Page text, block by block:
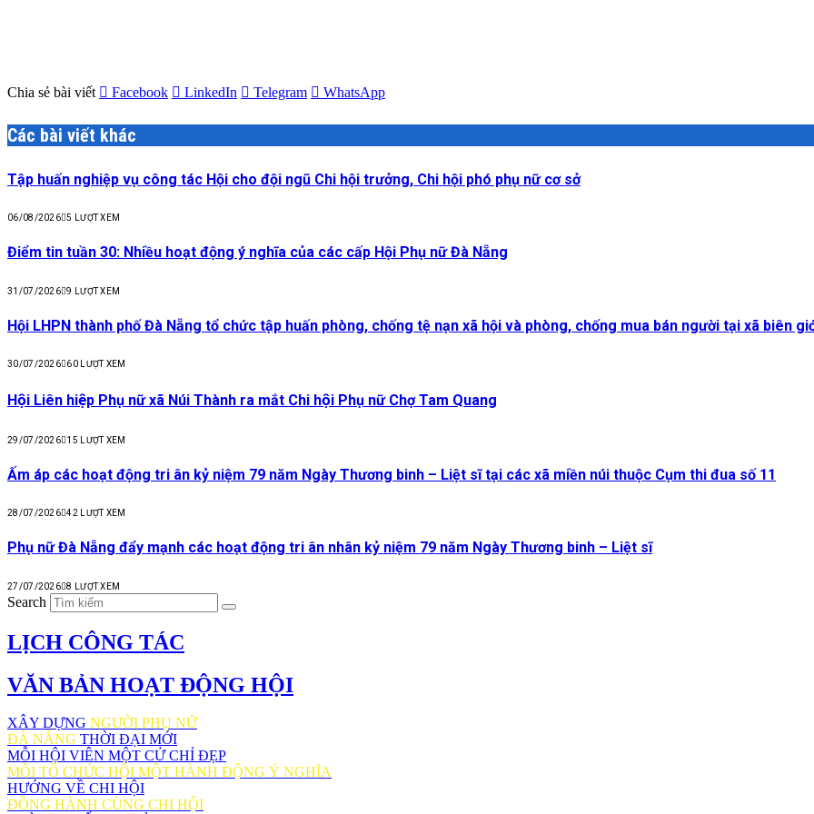
Chia sẻ bài viết Facebook LinkedIn Telegram WhatsApp
Các bài viết khác
Tập huấn nghiệp vụ công tác Hội cho đội ngũ Chi hội trưởng, Chi hội phó phụ nữ cơ sở
06/08/2026 5 LƯỢT XEM
Điểm tin tuần 30: Nhiều hoạt động ý nghĩa của các cấp Hội Phụ nữ Đà Nẵng
31/07/2026 9 LƯỢT XEM
Hội LHPN thành phố Đà Nẵng tổ chức tập huấn phòng, chống tệ nạn xã hội và phòng, chống mua bán người tại xã biên
30/07/2026 60 LƯỢT XEM
Hội Liên hiệp Phụ nữ xã Núi Thành ra mắt Chi hội Phụ nữ Chợ Tam Quang
29/07/2026 15 LƯỢT XEM
Ấm áp các hoạt động tri ân kỷ niệm 79 năm Ngày Thương binh – Liệt sĩ tại các xã miền núi thuộc Cụm thi đua số 11
28/07/2026 42 LƯỢT XEM
Phụ nữ Đà Nẵng đẩy mạnh các hoạt động tri ân nhân kỷ niệm 79 năm Ngày Thương binh – Liệt sĩ
27/07/2026 8 LƯỢT XEM
Search
LỊCH CÔNG TÁC
VĂN BẢN HOẠT ĐỘNG HỘI
XÂY DỰNG NGƯỜI PHỤ NỮ
ĐÀ NẴNG THỜI ĐẠI MỚI
MỖI HỘI VIÊN MỘT CỬ CHỈ ĐẸP
MỖI TỔ CHỨC HỘI MỘT HÀNH ĐỘNG Ý NGHĨA
HƯỚNG VỀ CHI HỘI
ĐỒNG HÀNH CÙNG CHI HỘI